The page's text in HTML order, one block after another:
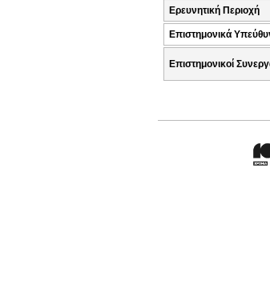
Ερευνητική Περιοχή
Επιστημονικά
Επιστημονικοί